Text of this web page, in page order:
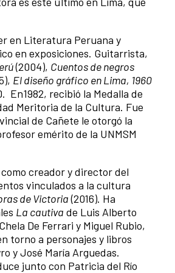
en Literatura Peruana y
en exposiciones. Guitarrista,
(2004), Cuentos de negros
El diseño gráfico en Lima, 1960
En1982, recibió la Medalla de
Meritoria de la Cultura. Fue
de Cañete le otorgó la
emérito de la UNMSM
como creador y director del
vinculados a la cultura
de Victoria(2016). Ha
La cautiva de Luis Alberto
De Ferrari y Miguel Rubio,
torno a personajes y libros
y José María Arguedas.
junto con Patricia del Río